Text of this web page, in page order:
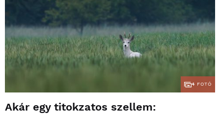
4 FOTÓ
Akár egy titokzatos szellem: